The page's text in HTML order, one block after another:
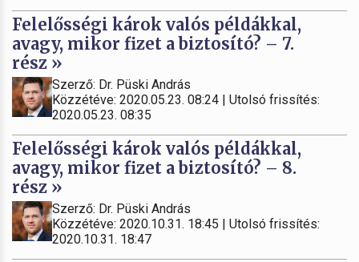
Felelősségi károk valós példákkal,
avagy, mikor fizet a biztosító? – 7.
rész »
Szerző: Dr. Püski András
Közzétéve: 2020.05.23. 08:24 | Utolsó frissítés:
2020.05.23. 08:35
Felelősségi károk valós példákkal,
avagy, mikor fizet a biztosító? – 8.
rész »
Szerző: Dr. Püski András
Közzétéve: 2020.10.31. 18:45 | Utolsó frissítés:
2020.10.31. 18:47